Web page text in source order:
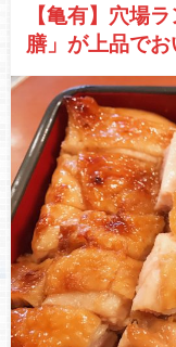
【亀有】穴場
膳」が上品で